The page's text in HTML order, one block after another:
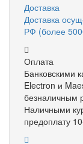
Доставка
Доставка
РФ (более
Оплата
Банковскими
Electron и
безналичным
Наличными
предоплату